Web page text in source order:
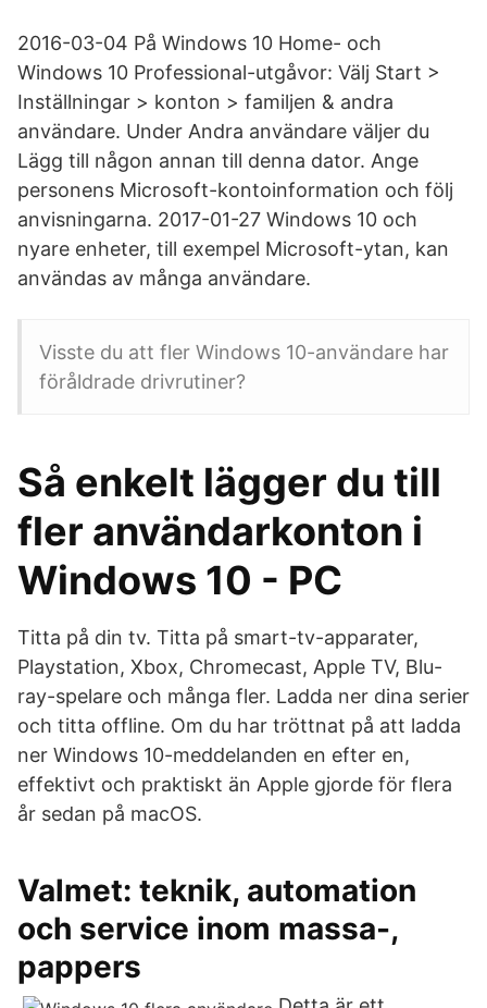
2016-03-04 På Windows 10 Home- och
Windows 10 Professional-utgåvor: Välj Start >
Inställningar > konton > familjen & andra
användare. Under Andra användare väljer du
Lägg till någon annan till denna dator. Ange
personens Microsoft-kontoinformation och följ
anvisningarna. 2017-01-27 Windows 10 och
nyare enheter, till exempel Microsoft-ytan, kan
användas av många användare.
Visste du att fler Windows 10-användare har
föråldrade drivrutiner?
Så enkelt lägger du till
fler användarkonton i
Windows 10 - PC
Titta på din tv. Titta på smart-tv-apparater,
Playstation, Xbox, Chromecast, Apple TV, Blu-
ray-spelare och många fler. Ladda ner dina serier
och titta offline. Om du har tröttnat på att ladda
ner Windows 10-meddelanden en efter en,
effektivt och praktiskt än Apple gjorde för flera
år sedan på macOS.
Valmet: teknik, automation
och service inom massa-,
pappers